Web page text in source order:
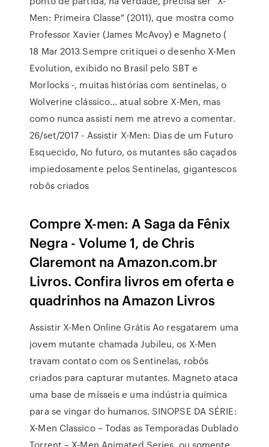
Men: Primeira Classe" (2011), que mostra como
Professor Xavier (James McAvoy) e Magneto (
18 Mar 2013 Sempre critiquei o desenho X-Men
Evolution, exibido no Brasil pelo SBT e
Morlocks -, muitas histórias com sentinelas, o
Wolverine clássico… atual sobre X-Men, mas
como nunca assisti nem me atrevo a comentar.
26/set/2017 - Assistir X-Men: Dias de um Futuro
Esquecido, No futuro, os mutantes são caçados
impiedosamente pelos Sentinelas, gigantescos
robôs criados
Compre X-men: A Saga da Fênix
Negra - Volume 1, de Chris
Claremont na Amazon.com.br
Livros. Confira livros em oferta e
quadrinhos na Amazon Livros
Assistir X-Men Online Grátis Ao resgatarem uma
jovem mutante chamada Jubileu, os X-Men
travam contato com os Sentinelas, robôs
criados para capturar mutantes. Magneto ataca
uma base de mísseis e uma indústria química
para se vingar do humanos. SINOPSE DA SÉRIE:
X-Men Classico – Todas as Temporadas Dublado
Torrent – X-Men Animated Series, ou somente,